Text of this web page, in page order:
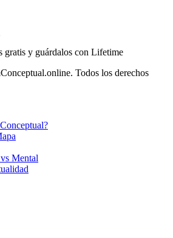
gratis y guárdalos con Lifetime
Todos los derechos
Mental